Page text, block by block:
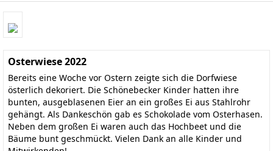
Osterwiese 2022
Bereits eine Woche vor Ostern zeigte sich die Dorfwiese
österlich dekoriert. Die Schönebecker Kinder hatten ihre
bunten, ausgeblasenen Eier an ein großes Ei aus Stahlrohr
gehängt. Als Dankeschön gab es Schokolade vom Osterhasen.
Neben dem großen Ei waren auch das Hochbeet und die
Bäume bunt geschmückt. Vielen Dank an alle Kinder und